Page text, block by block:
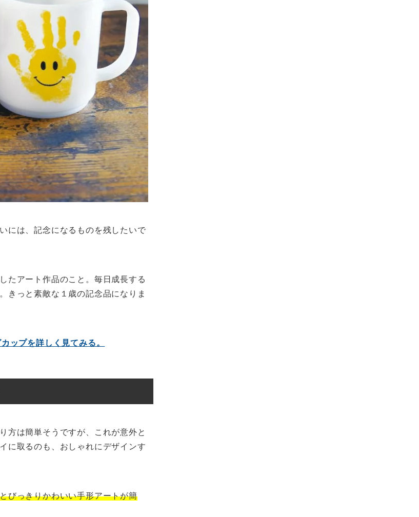
には、記念になるものを残したいで
たアート作品のこと。毎日成長する
きっと素敵な１歳の記念品になりま
ップを詳しく見てみる。
方は簡単そうですが、これが意外と
に取るのも、おしゃれにデザインす
びっきりかわいい手形アートが簡